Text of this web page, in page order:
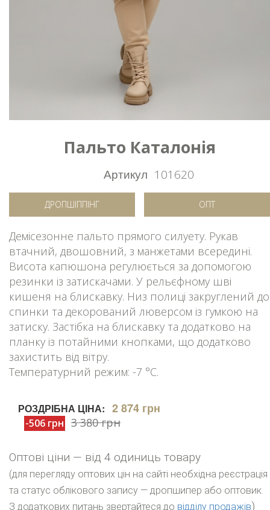
Пальто Каталонія
Артикул 101620
ДРОПШІППІНГ ОПТ
Демісезонне пальто прямого силуету. Рукав
втачний, двошовний, з манжетами всередині.
Висота капюшона регулюється за допомогою
резинки із затискачами. У рельєфному шві
кишеня на блискавку. Низ полиці закруглений до
спинки та декорований люверсом із гумкою на
затиску. Застібка на блискавку та додатково на
планку із потайними кнопками, що додатково
захистить від вітру.
Температурний режим: -7 °C.
РОЗДРІБНА ЦІНА: 2 874 грн
-506 грн 3 380 грн
Оптові ціни — від 4 одиниць товару
(для перегляду оптових цін на сайті необхідна реєстрація
та статус облікового запису — дропшипер або оптовик.
З додаткових питань звертайтеся до відділу продажів)